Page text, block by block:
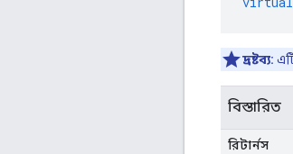
দ্রষ্টব্য:
বিস্তারিত
রিটার্নস